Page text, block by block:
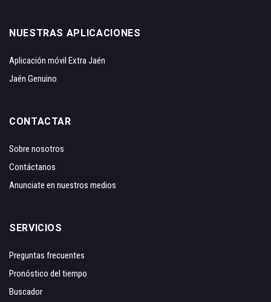
NUESTRAS APLICACIONES
Aplicación móvil Extra Jaén
Jaén Genuino
CONTACTAR
Sobre nosotros
Contáctanos
Anunciate en nuestros medios
SERVICIOS
Preguntas frecuentes
Pronóstico del tiempo
Buscador